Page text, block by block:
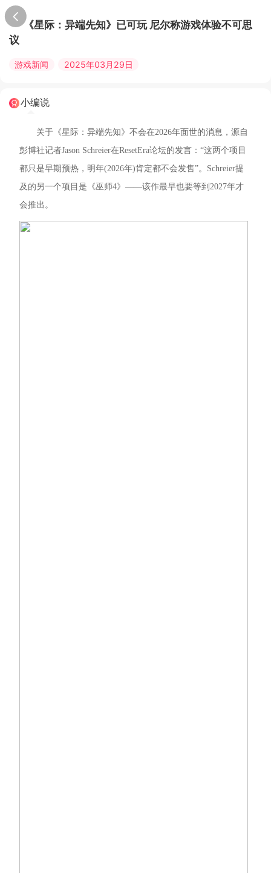
《星际：异端先知》已可玩 尼尔称游戏体验不可思
议
游戏新闻 2025年03月29日
小编说
关于《星际：异端先知》不会在2026年面世的消息，源自
彭博社记者Jason Schreier在ResetEra论坛的发言：“这两个项目
都只是早期预热，明年(2026年)肯定都不会发售”。Schreier提
及的另一个项目是《巫师4》——该作最早也要等到2027年才
会推出。